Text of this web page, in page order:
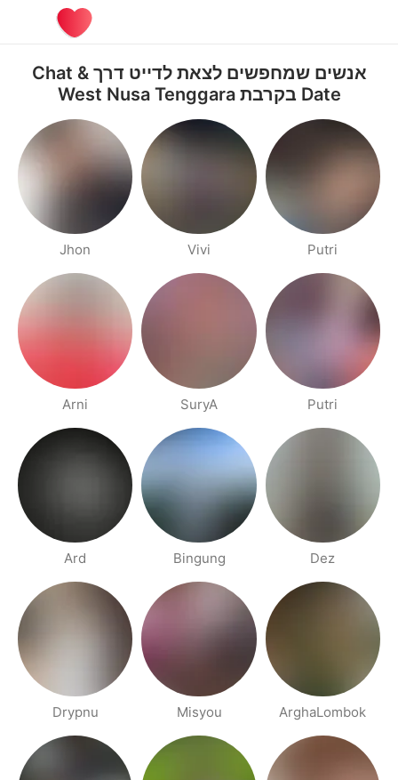
אנשים שמחפשים לצאת לדייט דרך Chat &
Date בקרבת West Nusa Tenggara
Putri
Vivi
Jhon
Putri
SuryA
Arni
Dez
Bingung
Ard
ArghaLombok
Misyou
Drypnu